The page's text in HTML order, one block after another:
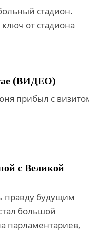
стадион.
от стадиона
(ВИДЕО)
прибыл с
с Великой
правду будущим
большой
парламентариев,